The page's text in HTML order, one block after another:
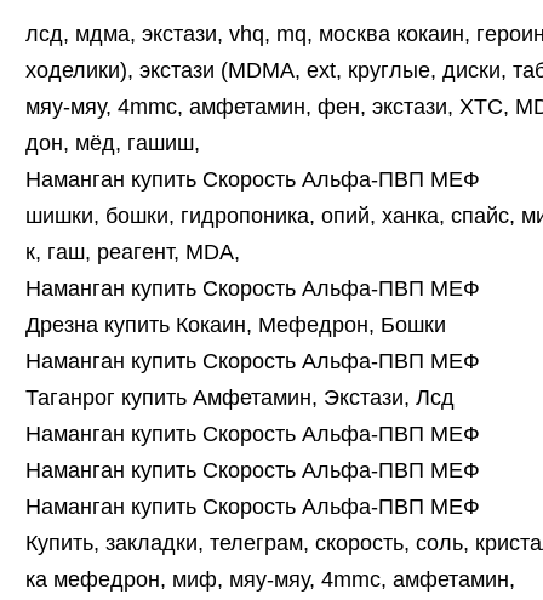
лсд, мдма, экстази, vhq, mq, москва кокаин,
ходелики), экстази (MDMA, ext, круглые, диски,
мяу-мяу, 4mmc, амфетамин, фен, экстази, XTC,
дон, мёд, гашиш,
Наманган купить Скорость Альфа-ПВП МЕФ
шишки, бошки, гидропоника, опий, ханка, спайс,
к, гаш, реагент, MDA,
Наманган купить Скорость Альфа-ПВП МЕФ
Дрезна купить Кокаин, Мефедрон, Бошки
Наманган купить Скорость Альфа-ПВП МЕФ
Таганрог купить Амфетамин, Экстази, Лсд
Наманган купить Скорость Альфа-ПВП МЕФ
Наманган купить Скорость Альфа-ПВП МЕФ
Наманган купить Скорость Альфа-ПВП МЕФ
Купить, закладки, телеграм, скорость, соль,
ка мефедрон, миф, мяу-мяу, 4mmc, амфетамин,